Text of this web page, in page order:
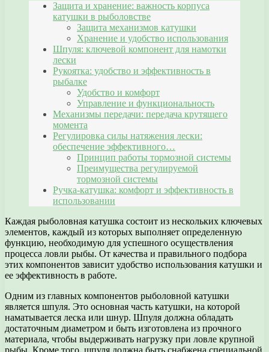
Защита и хранение: важность корпуса
катушки в рыболовстве
Защита механизмов катушки
Хранение и удобство использования
Шпуля: ключевой компонент для намотки
лески
Рукоятка: удобство и эффективность в
рыбалке
Удобство и комфорт
Управление и функциональность
Механизмы передачи: передача крутящего
момента
Регулировка силы натяжения лески:
обеспечение эффективного…
Принцип работы тормозной системы
Преимущества регулируемой
тормозной системы
Ручка-катушка: комфорт и эффективность в
использовании
Каждая рыболовная катушка состоит из нескольких ключевых
элементов, каждый из которых выполняет определенную
функцию, необходимую для успешного осуществления
процесса ловли рыбы. От качества и правильного подбора
этих компонентов зависит удобство использования катушки и
ее эффективность в работе.
Одним из главных компонентов рыболовной катушки
является шпуля. Это основная часть катушки, на которой
наматывается леска или шнур. Шпуля должна обладать
достаточным диаметром и быть изготовлена из прочного
материала, чтобы выдерживать нагрузку при ловле крупной